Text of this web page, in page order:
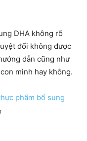
DHA không rõ
đối không được
dẫn cũng như
mình hay không.